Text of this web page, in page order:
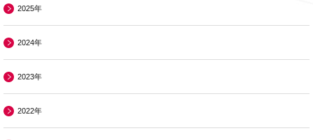
2025年
2024年
2023年
2022年